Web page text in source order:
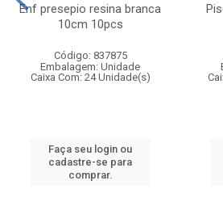
Enf presepio resina branca
10cm 10pcs
Código: 837875
Embalagem: Unidade
Caixa Com: 24 Unidade(s)
Faça seu login ou
cadastre-se para
comprar.